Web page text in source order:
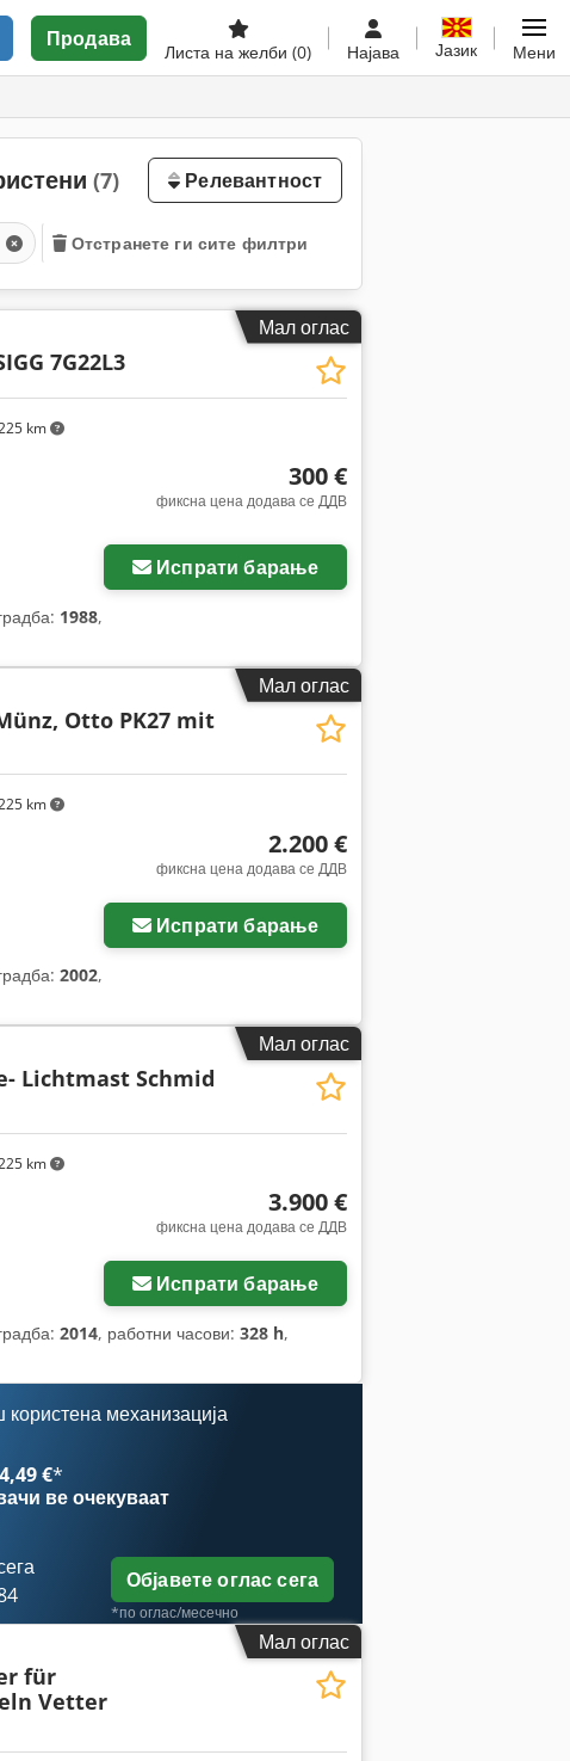
Продава
Листа на желби (0) Најава Јазик Мени
(7) Релевантност
Отстранете ги сите филтри
Мал оглас
km
7G22L3
300 €
фиксна цена додава се ДДВ
Испрати барање
1988,
Мал оглас
km
Otto PK27 mit
2.200 €
фиксна цена додава се ДДВ
Испрати барање
2002,
Мал оглас
km
Lichtmast Schmid
3.900 €
фиксна цена додава се ДДВ
Испрати барање
2014, работни часови: 328 h,
механизација
€*
ве очекуваат
Објавете оглас сега
*по оглас/месечно
Мал оглас
für
Vetter